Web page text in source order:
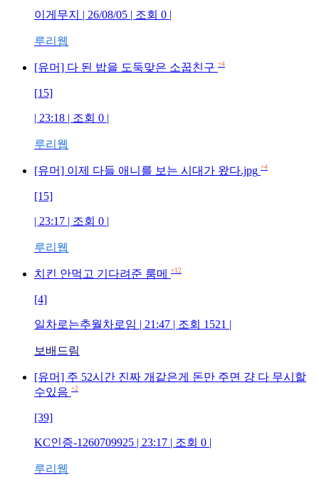
이게무지 | 26/08/05 | 조회 0 |
루리웹
[유머] 다 된 밥을 도둑맞은 소꿉친구 +4
[15]
| 23:18 | 조회 0 |
루리웹
[유머] 이제 다들 애니를 보는 시대가 왔다.jpg +4
[15]
| 23:17 | 조회 0 |
루리웹
치킨 안먹고 기다려준 룸메 +12
[4]
일차로는추월차로임 | 21:47 | 조회 1521 |
보배드림
[유머] 주 52시간 진짜 개같은게 돈만 주면 걍 다 무시할
수있음 +2
[39]
KC인증-1260709925 | 23:17 | 조회 0 |
루리웹